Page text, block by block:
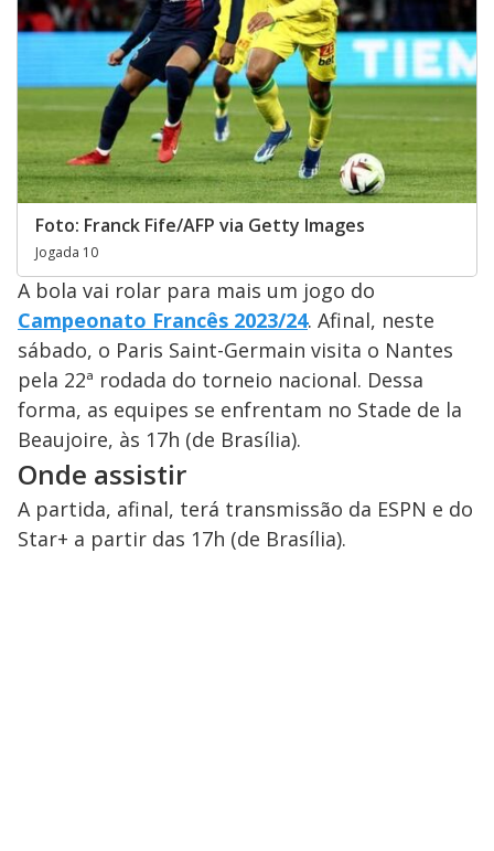
Foto: Franck Fife/AFP via Getty Images
Jogada 10
A bola vai rolar para mais um jogo do
Campeonato Francês 2023/24. Afinal, neste
sábado, o Paris Saint-Germain visita o Nantes
pela 22ª rodada do torneio nacional. Dessa
forma, as equipes se enfrentam no Stade de la
Beaujoire, às 17h (de Brasília).
Onde assistir
A partida, afinal, terá transmissão da ESPN e do
Star+ a partir das 17h (de Brasília).